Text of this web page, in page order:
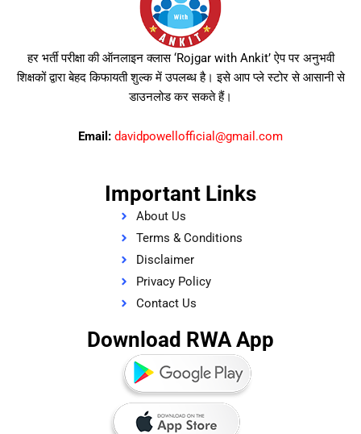
हर भर्ती परीक्षा की ऑनलाइन क्लास ‘Rojgar with Ankit’ ऐप पर अनुभवी
शिक्षकों द्वारा बेहद किफायती शुल्क में उपलब्ध है। इसे आप प्ले स्टोर से आसानी से
डाउनलोड कर सकते हैं।
Email: davidpowellofficial@gmail.com
Important Links
About Us
Terms & Conditions
Disclaimer
Privacy Policy
Contact Us
Download RWA App